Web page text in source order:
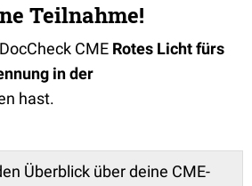
Teilnahme!
CME Rotes Licht fürs
in der
hast.
Überblick über deine CME-